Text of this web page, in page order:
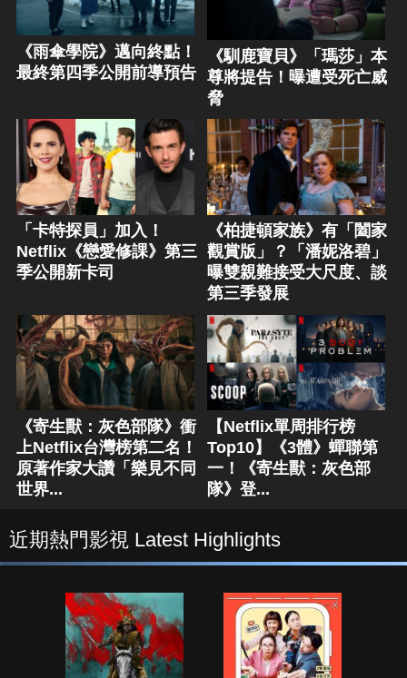
《雨傘學院》邁向終點！
最終第四季公開前導預告
《馴鹿寶貝》「瑪莎」本
尊將提告！曝遭受死亡威
脅
「卡特探員」加入！
Netflix《戀愛修課》第三
季公開新卡司
《柏捷頓家族》有「闔家
觀賞版」？「潘妮洛碧」
曝雙親難接受大尺度、談
第三季發展
《寄生獸：灰色部隊》衝
上Netflix台灣榜第二名！
原著作家大讚「樂見不同
世界...
【Netflix單周排行榜
Top10】《3體》蟬聯第
一！《寄生獸：灰色部
隊》登...
近期熱門影視 Latest Highlights